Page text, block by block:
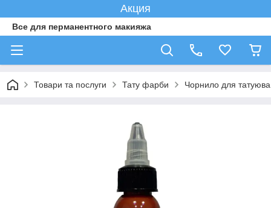
Акция
Все для перманентного макияжа
Товари та послуги Тату фарби Чорнило для